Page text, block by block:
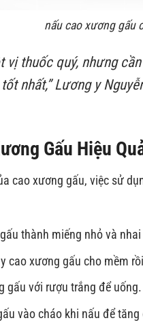
nấu cao xương gấu
vị thuốc quý, nhưng
nhất,”Lương y
Gấu Hiệu
cao xương gấu, việc sử
thành miếng nhỏ và
cao xương gấu cho mềm
gấu với rượu trắng để uống.
vào cháo khi nấu để